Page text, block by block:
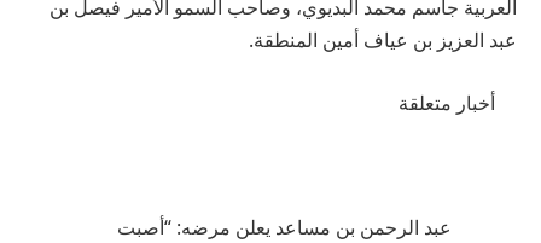
العربية جاسم محمد البديوي، وصاحب السمو الأمير فيصل بن
عبد العزيز بن عياف أمين المنطقة.
أخبار متعلقة
عبد الرحمن بن مساعد يعلن مرضه: “أصبت